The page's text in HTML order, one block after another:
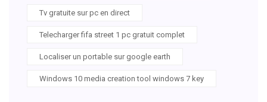
Tv gratuite sur pc en direct
Telecharger fifa street 1 pc gratuit complet
Localiser un portable sur google earth
Windows 10 media creation tool windows 7 key